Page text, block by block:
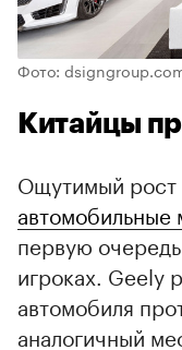
Фото:
Китайцы
Ощутимый
первую
игроках. Geely
автомобиля
аналогичный